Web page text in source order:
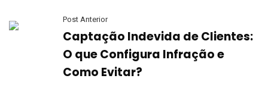
Post Anterior
Captação Indevida de Clientes:
O que Configura Infração e
Como Evitar?